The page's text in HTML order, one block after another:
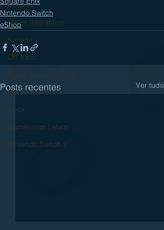
Dotemu
Saber Interactive
Konami
Off Topic
Focus Entertainment
Mortal Kombat 1
Xbox
Gamescom Latam
Nintendo Switch 2
Nintendo Switch
eShop
Posts recentes Ver tudo